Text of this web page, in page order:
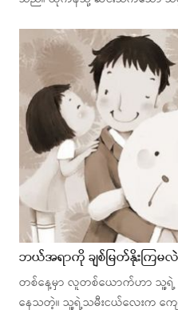
ဘယ်အရာကို ချစ်မြတ်နိုးကြမ
တစ်နေ့မှာ လူတစ်ယောက်ဟာ သူ့ရဲ့
နေသတဲ့။ သူ့ရဲ့သမီးငယ်လေးက ကျ